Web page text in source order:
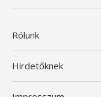
Rólunk
Hirdetőknek